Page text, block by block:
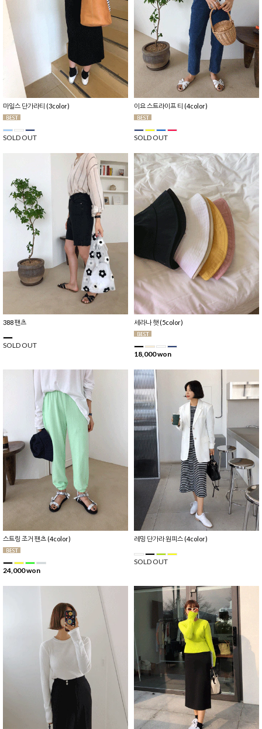
마일스 단가라티 (3color)
SOLD OUT
이요 스트라이프 티 (4color)
SOLD OUT
388 팬츠
SOLD OUT
세라나 햇 (5color)
18,000 won
스트링 조거 팬츠 (4color)
24,000 won
레밍 단가라 원피스 (4color)
SOLD OUT